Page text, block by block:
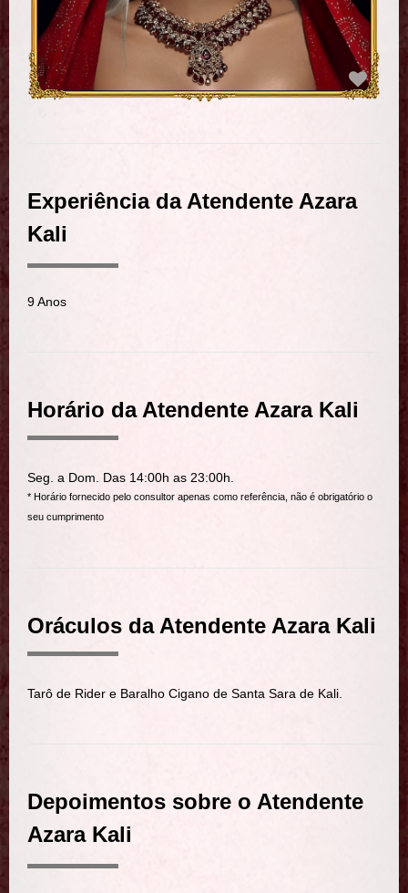
Experiência da Atendente Azara
Kali
9 Anos
Horário da Atendente Azara Kali
Seg. a Dom. Das 14:00h as 23:00h.
* Horário fornecido pelo consultor apenas como referência, não é obrigatório o
seu cumprimento
Oráculos da Atendente Azara Kali
Tarô de Rider e Baralho Cigano de Santa Sara de Kali.
Depoimentos sobre o Atendente
Azara Kali